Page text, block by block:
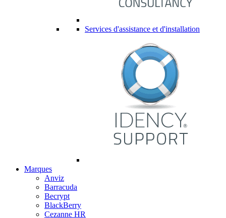
Services d'assistance et d'installation
Marques
Anviz
Barracuda
Becrypt
BlackBerry
Cezanne HR